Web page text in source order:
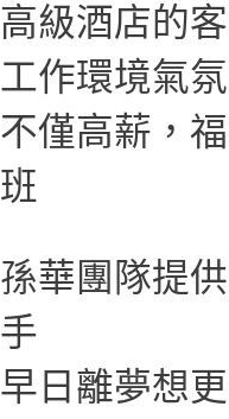
高級酒店的
工作環境氣
不僅高薪，
班
孫華團隊提
手
早日離夢想